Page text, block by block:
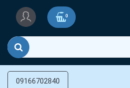
0
09166702840